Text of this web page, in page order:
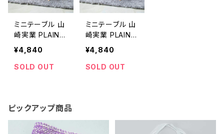
ミニテーブル 山
崎実業 PLAIN
プレーン 脚付き
トレー ホワイト
¥4,840
SOLD OUT
ミニテーブル 山
崎実業 PLAIN
プレーン 脚付き
トレー ブラック
¥4,840
SOLD OUT
ピックアップ商品